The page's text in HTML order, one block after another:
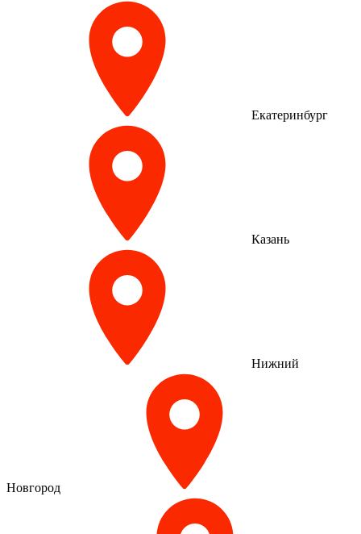
Екатеринбург
Казань
Нижний
Новгород